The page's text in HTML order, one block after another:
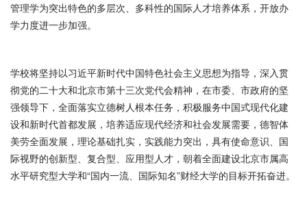
管理学为突出特色的多层次、多科性的国际人才培养体系，开放办
学力度进一步加强。
学校将坚持以习近平新时代中国特色社会主义思想为指导，深入贯
彻党的二十大和北京市第十三次党代会精神，在市委、市政府的坚
强领导下，全面落实立德树人根本任务，积极服务中国式现代化建
设和新时代首都发展，培养适应现代经济和社会发展需要，德智体
美劳全面发展，理论基础扎实，实践能力突出，具有使命意识、国
际视野的创新型、复合型、应用型人才，朝着全面建设北京市属高
水平研究型大学和“国内一流、国际知名”财经大学的目标开拓奋进。